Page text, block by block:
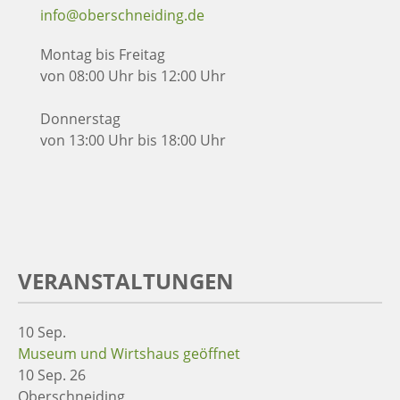
info@oberschneiding.de
Montag bis Freitag
von 08:00 Uhr bis 12:00 Uhr
Donnerstag
von 13:00 Uhr bis 18:00 Uhr
VERANSTALTUNGEN
10 Sep.
Museum und Wirtshaus geöffnet
10 Sep. 26